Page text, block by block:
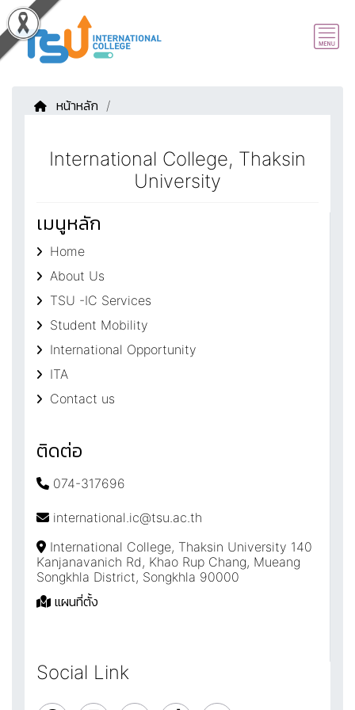
หน้าหลัก /
International College, Thaksin
University
เมนูหลัก
Home
About Us
TSU -IC Services
Student Mobility
International Opportunity
ITA
Contact us
ติดต่อ
074-317696
international.ic@tsu.ac.th
International College, Thaksin University 140
Kanjanavanich Rd, Khao Rup Chang, Mueang
Songkhla District, Songkhla 90000
แผนที่ตั้ง
Social Link